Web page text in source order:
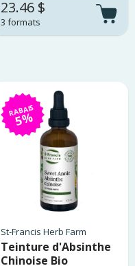
23.46 $
3 formats
RABAIS
5%
St-Francis Herb Farm
Teinture d'Absinthe
Chinoise Bio